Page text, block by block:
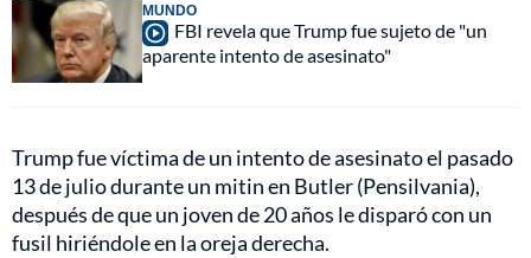
MUNDO
FBI revela que Trump fue sujeto de "un
aparente intento de asesinato"
Trump fue víctima de un intento de asesinato el pasado
13 de julio durante un mitin en Butler (Pensilvania),
después de que un joven de 20 años le disparó con un
fusil hiriéndole en la oreja derecha.